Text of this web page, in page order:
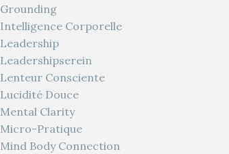
Grounding
Intelligence Corporelle
Leadership
Leadershipserein
Lenteur Consciente
Lucidité Douce
Mental Clarity
Micro-Pratique
Mind Body Connection